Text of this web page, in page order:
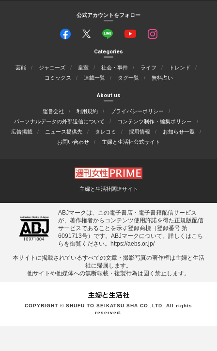
公式アカウントをフォロー
Categories
芸能 ジャニーズ 皇室 社会・事件 ライフ
トレンド
コミックス
連載一覧 タグ一覧 無料占い
About us
運営会社 利用規約
プライバシーポリシー
パーソナルデータの外部送信について
コンテンツ制作・編集ポリシー
広告掲載
ニュース提供先 タレコミ 採用情報
お知らせ一覧
お問い合わせ
主婦と生活社公式サイト
主婦と生活社関連サイト
ABJマークは、この電子書店・電子書籍配信サービス
が、著作権者からコンテンツ使用許諾を得た正規版配信
サービスであることを示す登録商標（登録番号 第
6091713号）です。ABJマークについて、詳しくはこち
らを御覧ください。
https://aebs.or.jp/
本サイトに掲載されているすべての⽂章・撮影写真の著作権は主婦と⽣活
社に帰属します。
他サイトや他媒体への無断転載・複製⾏為は固く禁⽌します。
COPYRIGHT © SHUFU TO SEIKATSU SHA CO.,LTD. All rights
reserved.